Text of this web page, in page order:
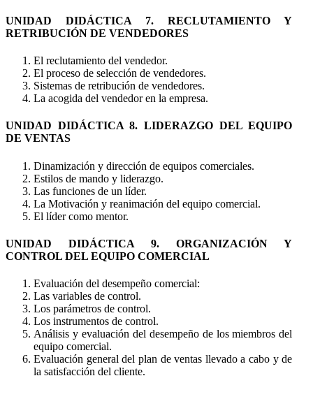
UNIDAD DIDÁCTICA 7. RECLUTAMIENTO Y
RETRIBUCIÓN DE VENDEDORES
El reclutamiento del vendedor.
El proceso de selección de vendedores.
Sistemas de retribución de vendedores.
La acogida del vendedor en la empresa.
UNIDAD DIDÁCTICA 8. LIDERAZGO DEL EQUIPO
DE VENTAS
Dinamización y dirección de equipos comerciales.
Estilos de mando y liderazgo.
Las funciones de un líder.
La Motivación y reanimación del equipo comercial.
El líder como mentor.
UNIDAD DIDÁCTICA 9. ORGANIZACIÓN Y
CONTROL DEL EQUIPO COMERCIAL
Evaluación del desempeño comercial:
Las variables de control.
Los parámetros de control.
Los instrumentos de control.
Análisis y evaluación del desempeño de los miembros del
equipo comercial.
Evaluación general del plan de ventas llevado a cabo y de
la satisfacción del cliente.